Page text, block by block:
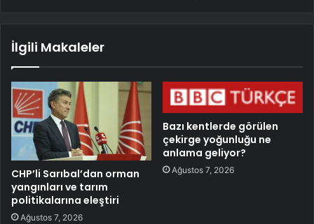
İlgili Makaleler
CHP’li Sarıbal’dan orman
yangınları ve tarım
politikalarına eleştiri
Ağustos 7, 2026
Bazı kentlerde görülen
çekirge yoğunluğu ne
anlama geliyor?
Ağustos 7, 2026